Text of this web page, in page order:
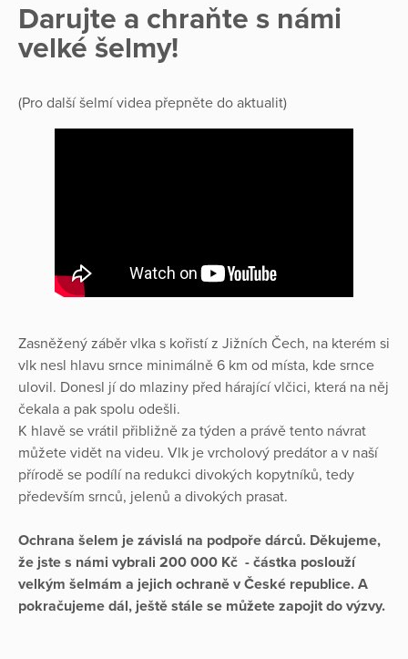
Darujte a chraňte s námi
velké šelmy!
(Pro další šelmí videa přepněte do aktualit)
Zasněžený záběr vlka s kořistí z Jižních Čech, na kterém si
vlk nesl hlavu srnce minimálně 6 km od místa, kde srnce
ulovil. Donesl jí do mlaziny před hárající vlčici, která na něj
čekala a pak spolu odešli.
K hlavě se vrátil přibližně za týden a právě tento návrat
můžete vidět na videu. Vlk je vrcholový predátor a v naší
přírodě se podílí na redukci divokých kopytníků, tedy
především srnců, jelenů a divokých prasat.
Ochrana šelem je závislá na podpoře dárců. Děkujeme,
že jste s námi vybrali 200 000 Kč - částka poslouží
velkým šelmám a jejich ochraně v České republice. A
pokračujeme dál, ještě stále se můžete zapojit do výzvy.